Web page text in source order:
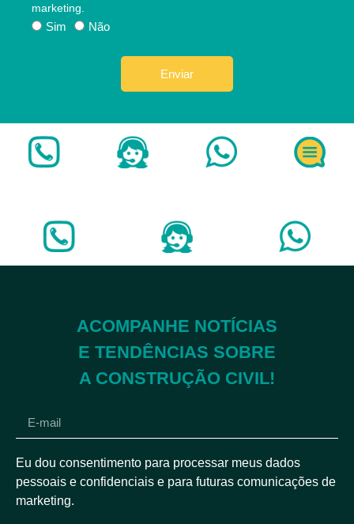
marketing.
Sim Não
Enviar
ACOMPANHE NOTÍCIAS
E TENDÊNCIAS SOBRE
A CONSTRUÇÃO CIVIL!
Eu dou consentimento para processar meus dados
pessoais e confidenciais e para futuras comunicações de
marketing.